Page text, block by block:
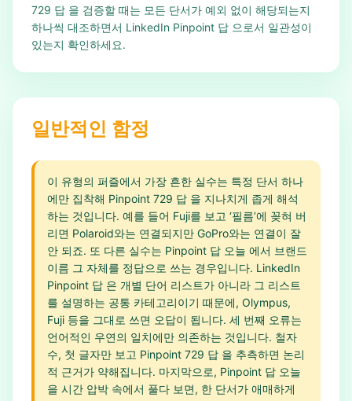
729 답 을 검증할 때는 모든 단서가 예외 없이 해당되는지
하나씩 대조하면서 LinkedIn Pinpoint 답 으로서 일관성이
있는지 확인하세요.
일반적인 함정
이 유형의 퍼즐에서 가장 흔한 실수는 특정 단서 하나
에만 집착해 Pinpoint 729 답 을 지나치게 좁게 해석
하는 것입니다. 예를 들어 Fuji를 보고 ‘필름’에 꽂혀 버
리면 Polaroid와는 연결되지만 GoPro와는 연결이 잘
안 되죠. 또 다른 실수는 Pinpoint 답 오늘 에서 브랜드
이름 그 자체를 정답으로 쓰는 경우입니다. LinkedIn
Pinpoint 답 은 개별 단어 리스트가 아니라 그 리스트
를 설명하는 공통 카테고리이기 때문에, Olympus,
Fuji 등을 그대로 쓰면 오답이 됩니다. 세 번째 오류는
언어적인 우연의 일치에만 의존하는 것입니다. 철자
수, 첫 글자만 보고 Pinpoint 729 답 을 추측하면 논리
적 근거가 약해집니다. 마지막으로, Pinpoint 답 오늘
을 시간 압박 속에서 풀다 보면, 한 단서가 애매하게